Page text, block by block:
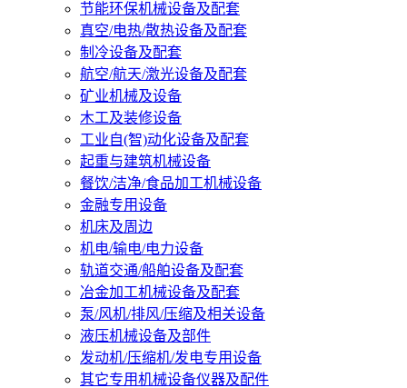
节能环保机械设备及配套
真空/电热/散热设备及配套
制冷设备及配套
航空/航天/激光设备及配套
矿业机械及设备
木工及装修设备
工业自(智)动化设备及配套
起重与建筑机械设备
餐饮/洁净/食品加工机械设备
金融专用设备
机床及周边
机电/输电/电力设备
轨道交通/船舶设备及配套
冶金加工机械设备及配套
泵/风机/排风/压缩及相关设备
液压机械设备及部件
发动机/压缩机/发电专用设备
其它专用机械设备仪器及配件